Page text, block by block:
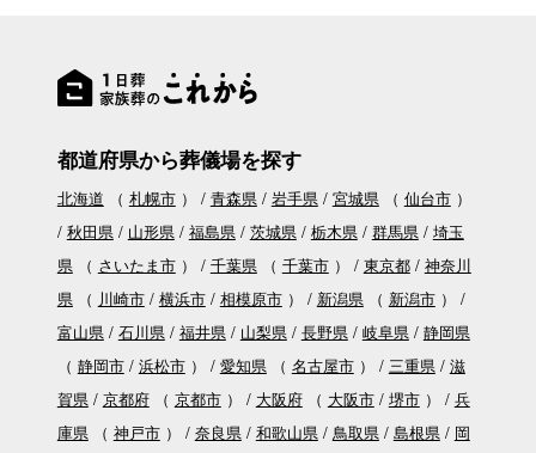
都道府県から葬儀場を探す
北海道 （ 札幌市） 青森県 岩手県 宮城県（ 仙台市）
秋田県
山形県 福島県 茨城県 栃木県 群馬県
埼玉
県（ さいたま市） 千葉県（ 千葉市） 東京都
神奈川
県（ 川崎市 横浜市 相模原市） 新潟県（ 新潟市）
富山県
石川県 福井県 山梨県 長野県 岐阜県
静岡県
（ 静岡市 浜松市） 愛知県（ 名古屋市） 三重県
滋
賀県
京都府（ 京都市） 大阪府（ 大阪市 堺市）
兵
庫県（ 神戸市） 奈良県 和歌山県 鳥取県 島根県
岡